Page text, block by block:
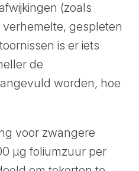
(zoals
gespleten
is er iets
de
worden, hoe
voor zwangere
µg foliumzuur per